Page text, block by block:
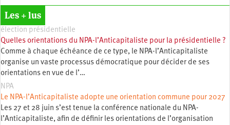
Les + lus
élection présidentielle
Quelles orientations du NPA-l’Anticapitaliste pour la présidentielle ?
Comme à chaque échéance de ce type, le NPA-l’Anticapitaliste
organise un vaste processus démocratique pour décider de ses
orientations en vue de l’…
NPA
Le NPA-l’Anticapitaliste adopte une orientation commune pour 2027
Les 27 et 28 juin s’est tenue la conférence nationale du NPA-
l’Anticapitaliste, afin de définir les orientations de l’organisation